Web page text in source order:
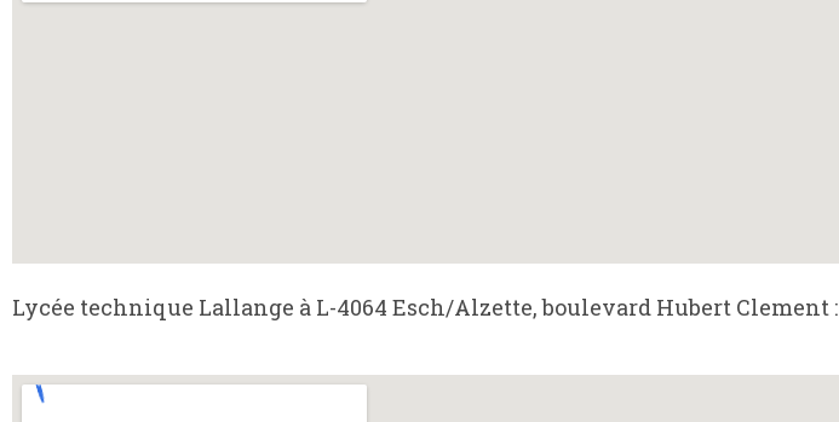
Lycée technique Lallange à L-4064 Esch/Alzette, boulevard Hubert Clement :